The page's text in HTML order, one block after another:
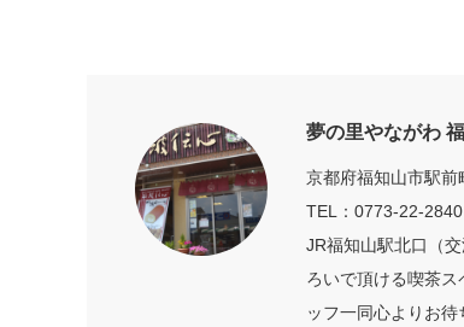
夢の里やながわ
京都府福知山市駅
TEL：0773-22-2840
JR福知山駅北口（
ろいで頂ける喫茶
ッフ一同心よりお待